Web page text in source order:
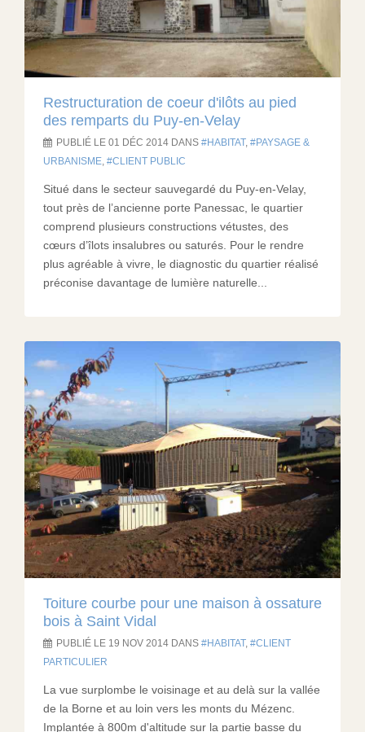
Restructuration de coeur d'ilôts au pied
des remparts du Puy-en-Velay
PUBLIÉ LE 01 DÉC 2014 DANS HABITAT,
PAYSAGE &
URBANISME
CLIENT PUBLIC
Situé dans le secteur sauvegardé du Puy-en-Velay,
tout près de l’ancienne porte Panessac, le quartier
comprend plusieurs constructions vétustes, des
cœurs d’îlots insalubres ou saturés. Pour le rendre
plus agréable à vivre, le diagnostic du quartier réalisé
préconise davantage de lumière naturelle...
Toiture courbe pour une maison à ossature
bois à Saint Vidal
PUBLIÉ LE 19 NOV 2014 DANS HABITAT,
CLIENT
PARTICULIER
La vue surplombe le voisinage et au delà sur la vallée
de la Borne et au loin vers les monts du Mézenc.
Implantée à 800m d'altitude sur la partie basse du